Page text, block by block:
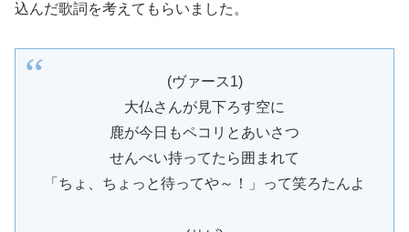
込んだ歌詞を考えてもらいました。
(ヴァース1)
大仏さんが見下ろす空に
鹿が今日もペコリとあいさつ
せんべい持ってたら囲まれて
「ちょ、ちょっと待ってや～！」って笑ろたんよ